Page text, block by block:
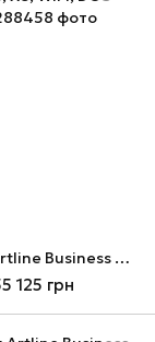
Неттоп Artline Business B12, Black/Grey, i5-1340P, 32Gb, 1Tb, Xe, WiFi, DOS (B12v37)
125 грн